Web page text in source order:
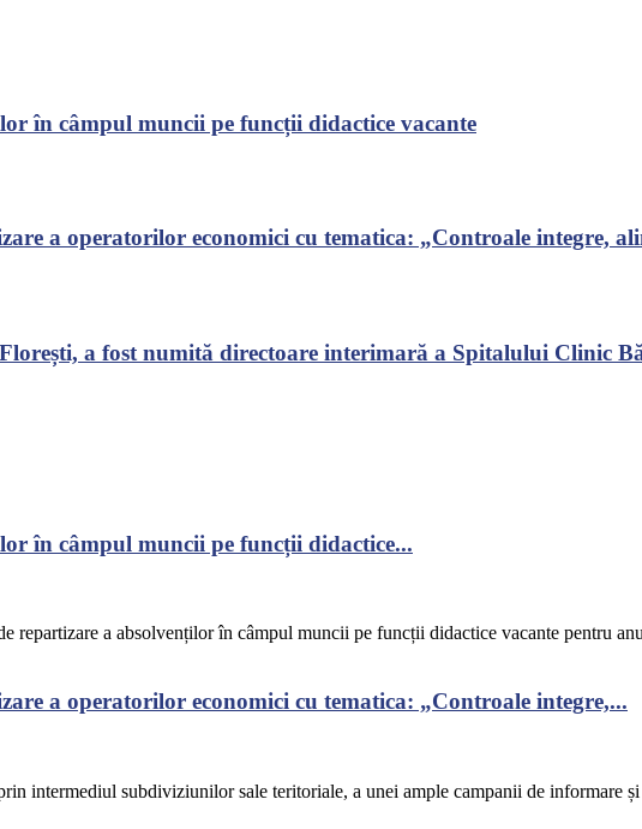
în câmpul muncii pe funcții didactice vacante
a operatorilor economici cu tematica: „Controale integre,
a fost numită directoare interimară a Spitalului Clinic
în câmpul muncii pe funcții didactice...
repartizare a absolvenților în câmpul muncii pe funcții didactice vacante pentru
a operatorilor economici cu tematica: „Controale integre,...
intermediul subdiviziunilor sale teritoriale, a unei ample campanii de informare